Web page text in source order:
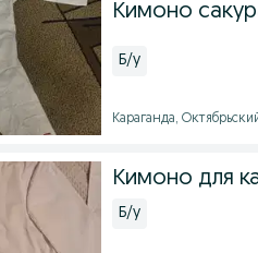
Кимоно
Б/у
Караганда,
Кимоно для
Б/у